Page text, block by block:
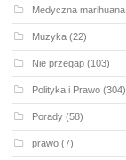
Medyczna marihuana
Muzyka (22)
Nie przegap (103)
Polityka i Prawo (304)
Porady (58)
prawo (7)